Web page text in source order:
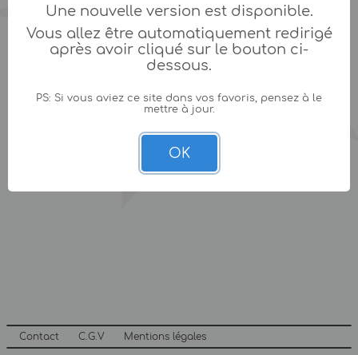
Contact C.G.V Mentions légales
Une nouvelle version est disponible.
Vous allez être automatiquement redirigé
après avoir cliqué sur le bouton ci-
dessous.
PS: Si vous aviez ce site dans vos favoris, pensez à le
mettre à jour.
OK